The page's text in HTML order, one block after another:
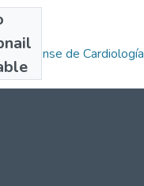
de Cardiología